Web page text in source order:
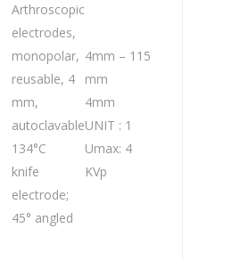
Arthroscopic
electrodes,
monopolar,
reusable, 4
mm,
autoclavable
134°C
knife
electrode;
45° angled
4mm – 115
mm
4mm
UNIT : 1
Umax: 4
KVp